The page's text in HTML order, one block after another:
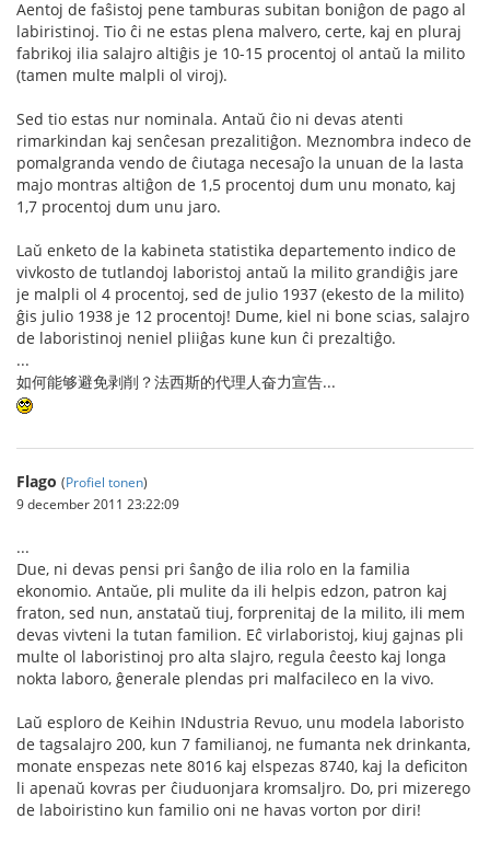
Aentoj de faŝistoj pene tamburas subitan boniĝon de pago al
labiristinoj. Tio ĉi ne estas plena malvero, certe, kaj en pluraj
fabrikoj ilia salajro altiĝis je 10-15 procentoj ol antaŭ la milito
(tamen multe malpli ol viroj).
Sed tio estas nur nominala. Antaŭ ĉio ni devas atenti
rimarkindan kaj senĉesan prezalitiĝon. Meznombra indeco de
pomalgranda vendo de ĉiutaga necesaĵo la unuan de la lasta
majo montras altiĝon de 1,5 procentoj dum unu monato, kaj
1,7 procentoj dum unu jaro.
Laŭ enketo de la kabineta statistika departemento indico de
vivkosto de tutlandoj laboristoj antaŭ la milito grandiĝis jare
je malpli ol 4 procentoj, sed de julio 1937 (ekesto de la milito)
ĝis julio 1938 je 12 procentoj! Dume, kiel ni bone scias, salajro
de laboristinoj neniel pliiĝas kune kun ĉi prezaltiĝo.
...
如何能够避免剥削？法西斯的代理人奋力宣告...
Flago (Profiel tonen)
9 december 2011 23:22:09
...
Due, ni devas pensi pri ŝanĝo de ilia rolo en la familia
ekonomio. Antaŭe, pli mulite da ili helpis edzon, patron kaj
fraton, sed nun, anstataŭ tiuj, forprenitaj de la milito, ili mem
devas vivteni la tutan familion. Eĉ virlaboristoj, kiuj gajnas pli
multe ol laboristinoj pro alta slajro, regula ĉeesto kaj longa
nokta laboro, ĝenerale plendas pri malfacileco en la vivo.
Laŭ esploro de Keihin INdustria Revuo, unu modela laboristo
de tagsalajro 200, kun 7 familianoj, ne fumanta nek drinkanta,
monate enspezas nete 8016 kaj elspezas 8740, kaj la deficiton
li apenaŭ kovras per ĉiuduonjara kromsaljro. Do, pri mizerego
de laboiristino kun familio oni ne havas vorton por diri!